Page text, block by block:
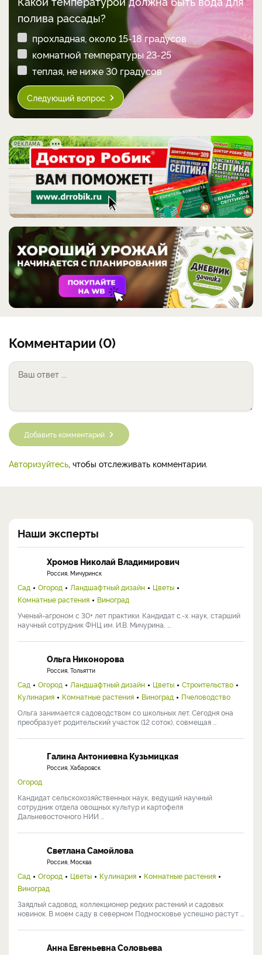
полива рассады?
прохладная, около 15-18 градусов
комнатной температуры 23-25
теплая, не ниже 30 градусов
Следующий вопрос
РЕКЛАМА
Комментарии (0)
Добавить комментарий
Авторизуйтесь, чтобы отслеживать комментарии.
Наши эксперты
Хромов Николай Владимирович
Россия, Мичуринск
Сад Огород Ландшафтный дизайн
Цветы
Комнатные растения
Виноград
Ученый-агроном с 30+ лет практики. Кандидат с.-х. наук, старший
научный сотрудник ФНЦ им. И.В. Мичурина, ...
Ольга Никонорова
Россия, Тольятти
Сад Огород Ландшафтный дизайн Цветы
Строительство
Кулинария
Комнатные растения Виноград
Пчеловодство
Ольга занимается садоводством со школьных лет. Сегодня она
преобразует родительский участок (12 соток), совмещая ...
Галина Антониевна Кузьмицкая
Россия, Хабаровск
Огород
Кандидат сельскохозяйственных наук, ведущий научный
сотрудник отдела овощных культур и картофеля
Дальневосточного НИИ ...
Светлана Самойлова
Россия, Москва
Сад Огород Цветы Кулинария
Комнатные растения
Виноград
Заядлый садовод, коллекционер редких растений и садовых
новинок. В моем саду в северном Подмосковье успешно растут ...
Анна Евгеньевна Соловьева